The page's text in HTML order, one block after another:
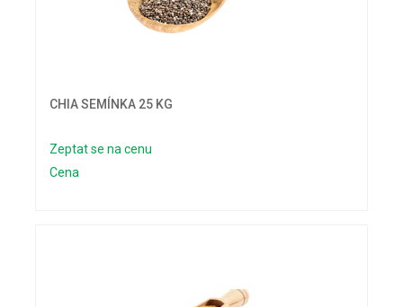
CHIA SEMÍNKA 25 KG
Zeptat se na cenu
Cena